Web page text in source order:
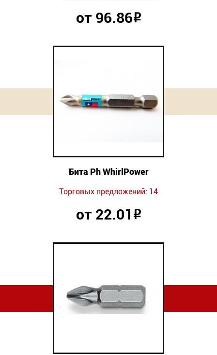
от 96.86Р
Бита Ph WhirlPower
Торговых предложений: 14
от 22.01 Р